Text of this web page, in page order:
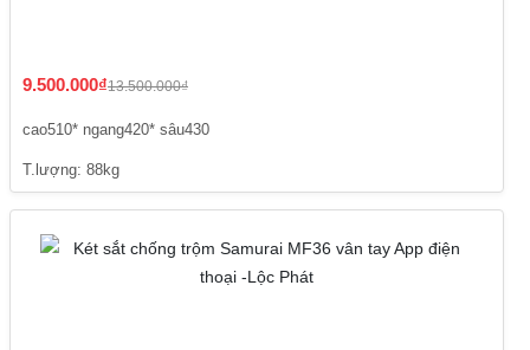
9.500.000₫13.500.000₫
cao510* ngang420* sâu430
T.lượng: 88kg